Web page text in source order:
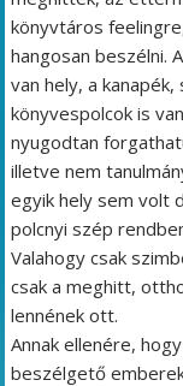
könyvtáros
hangosan beszélni.
van hely, a
könyvespolcok is
nyugodtan
illetve nem
egyik hely sem volt
polcnyi szép
Valahogy csak
csak a meghitt,
lennének ott.
Annak ellenére,
beszélgető